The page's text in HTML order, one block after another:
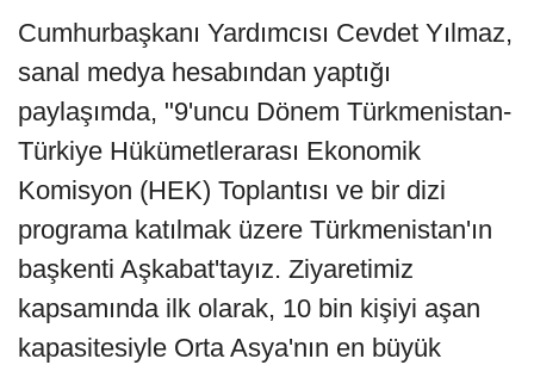
Cumhurbaşkanı Yardımcısı Cevdet Yılmaz,
sanal medya hesabından yaptığı
paylaşımda, "9'uncu Dönem Türkmenistan-
Türkiye Hükümetlerarası Ekonomik
Komisyon (HEK) Toplantısı ve bir dizi
programa katılmak üzere Türkmenistan'ın
başkenti Aşkabat'tayız. Ziyaretimiz
kapsamında ilk olarak, 10 bin kişiyi aşan
kapasitesiyle Orta Asya'nın en büyük